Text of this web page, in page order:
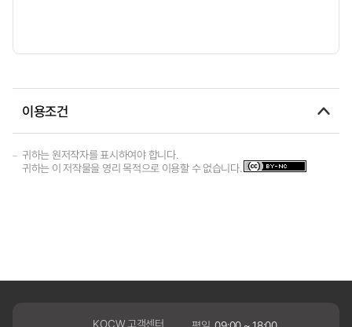
이용조건
귀하는 원저작자를 표시하여야 합니다.
귀하는 이 저작물을 영리 목적으로 이용할 수 없습니다.
KOCW 고객센터